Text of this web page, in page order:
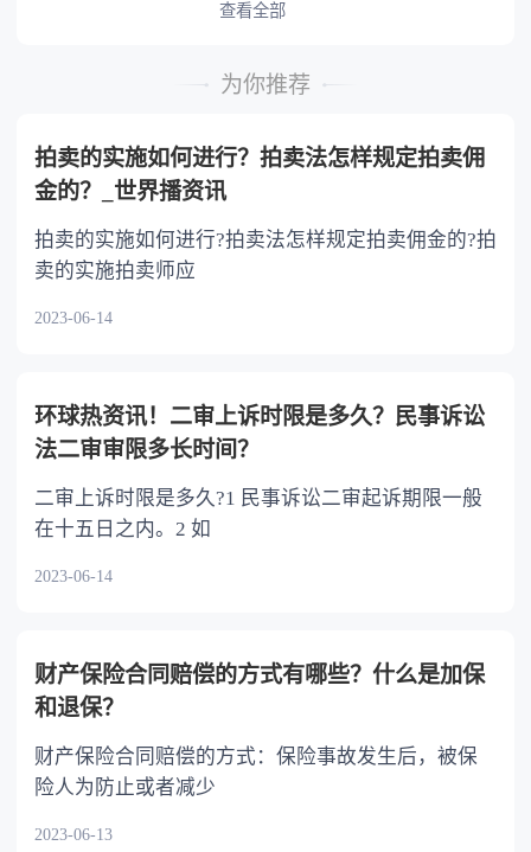
或者与被继承人共同生活的继承人，分配遗产
的继承人，不尽扶养义务的，分配遗产时，应当
查看全部
为你推荐
拍卖的实施如何进行？拍卖法怎样规定拍卖佣
金的？_世界播资讯
拍卖的实施如何进行?拍卖法怎样规定拍卖佣金的?拍
卖的实施拍卖师应
2023-06-14
环球热资讯！二审上诉时限是多久？民事诉讼
法二审审限多长时间？
二审上诉时限是多久?1 民事诉讼二审起诉期限一般
在十五日之内。2 如
2023-06-14
财产保险合同赔偿的方式有哪些？什么是加保
和退保？
财产保险合同赔偿的方式：保险事故发生后，被保
险人为防止或者减少
2023-06-13